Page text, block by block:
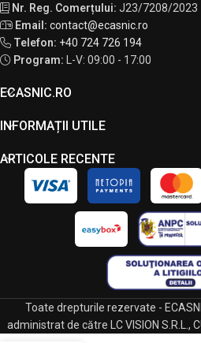
Nr. Reg. Comerțului: J23/7208/2023
Email: contact@ecasnic.ro
Telefon: +40 724 726 194
Program:
L-V: 09:00 - 17:00
ECASNIC.RO
INFORMAȚII UTILE
ARTICOLE RECENTE
Toate drepturile rezervate -
administrat de către LC VISION S.R.L.,